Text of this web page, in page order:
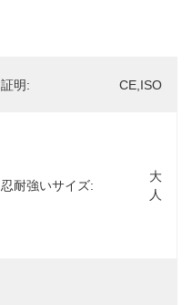
証明: CE,ISO
忍耐強いサイズ:
大
人